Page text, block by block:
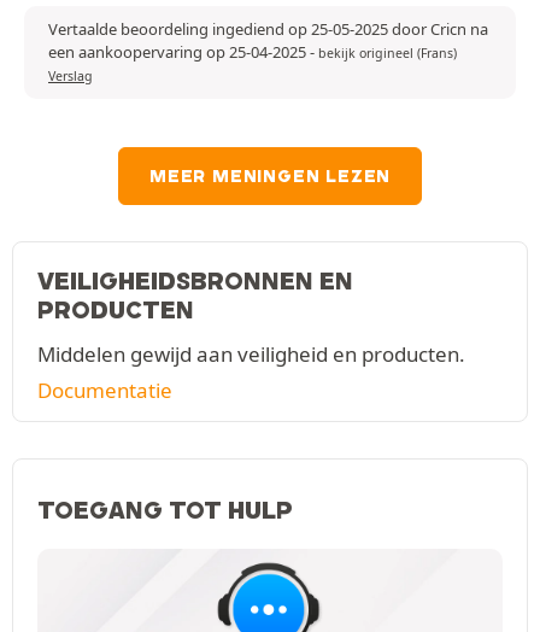
Vertaalde beoordeling ingediend op 25-05-2025 door Cricn na
een aankoopervaring op 25-04-2025- bekijk origineel (Frans)
Verslag
MEER MENINGEN LEZEN
VEILIGHEIDSBRONNEN EN
PRODUCTEN
Middelen gewijd aan veiligheid en producten.
Documentatie
TOEGANG TOT HULP